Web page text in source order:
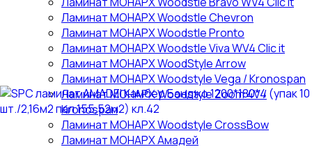
Ламинат МОНАРХ Woodstle Chevron
Ламинат МОНАРХ Woodstle Pronto
Ламинат МОНАРХ Woodstle Viva WV4 Clic it
Ламинат МОНАРХ WoodStyle Arrow
Ламинат МОНАРХ Woodstyle Vega / Kronospan
Ламинат МОНАРХ Woodstyle Zoom 4V /
Kronospan
Ламинат МОНАРХ Woodstyle СrossBow
Ламинат МОНАРХ Амадей